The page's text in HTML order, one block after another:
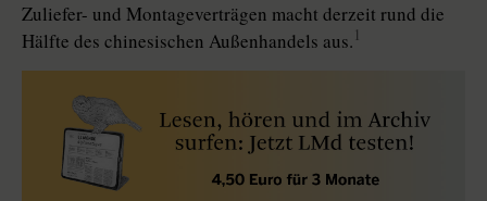
Zuliefer- und Montageverträgen macht derzeit rund die
Hälfte des chinesischen Außenhandels aus. 1